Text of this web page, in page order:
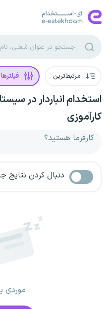
مرتبط‌ترین فیلترها
استخدام انباردار در
کارآموزی
کارفرما هستید؟
دنبال کردن نتایج
موردی